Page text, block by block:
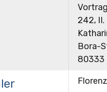
242, II.
Bora-
80333